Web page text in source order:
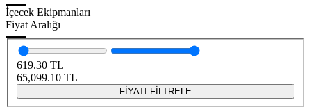
İçecek Ekipmanları
Fiyat Aralığı
619.30 TL
65,099.10 TL
FİYATI FİLTRELE